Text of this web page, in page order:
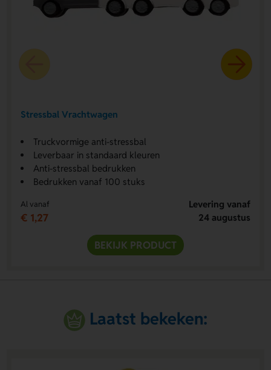
Stressbal Vrachtwagen
Truckvormige anti-stressbal
Leverbaar in standaard kleuren
Anti-stressbal bedrukken
Bedrukken vanaf 100 stuks
Al vanaf
€ 1,27
Levering vanaf
24 augustus
BEKIJK PRODUCT
Laatst bekeken: